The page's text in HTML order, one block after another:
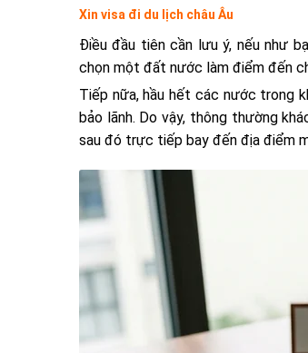
Xin visa đi du lịch châu Âu
Điều đầu tiên cần lưu ý, nếu như
chọn một đất nước làm điểm đến
Tiếp nữa, hầu hết các nước trong
bảo lãnh. Do vậy, thông thường
sau đó trực tiếp bay đến địa điểm